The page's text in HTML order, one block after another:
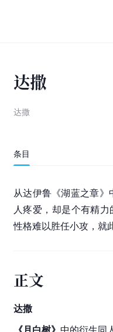
达撒
达撒
条目
从达伊鲁 《湖蓝之章》
人疼爱，却是个有精
性格难以胜任小攻，就
正文
达撒
《月白树》 中的衍生同